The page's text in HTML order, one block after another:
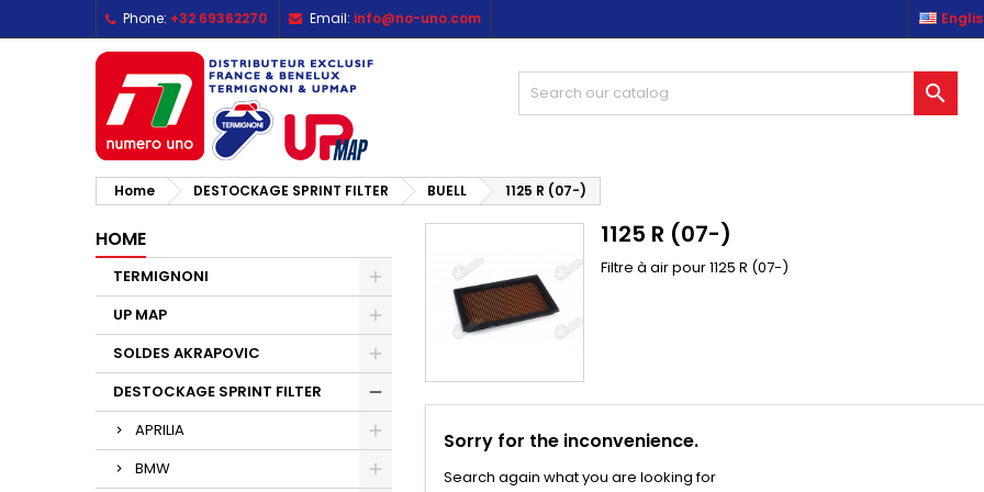
Phone: +32 69362270 Email: info@no-uno.com

Home DESTOCKAGE SPRINT FILTER BUELL 1125 R (07-)
HOME
TERMIGNONI
UP MAP
SOLDES AKRAPOVIC
DESTOCKAGE SPRINT FILTER
APRILIA
BMW
1125 R (07-)
Filtre à air pour 1125 R (07-)
Sorry for the inconvenience.
Search again what you are looking for
Mes listes d'envies
Créer une nouvelle liste
((modalTitle))
((confirmMessage))
Create wishlist
Sign in
You need to be logged in to save products in your wishlist.